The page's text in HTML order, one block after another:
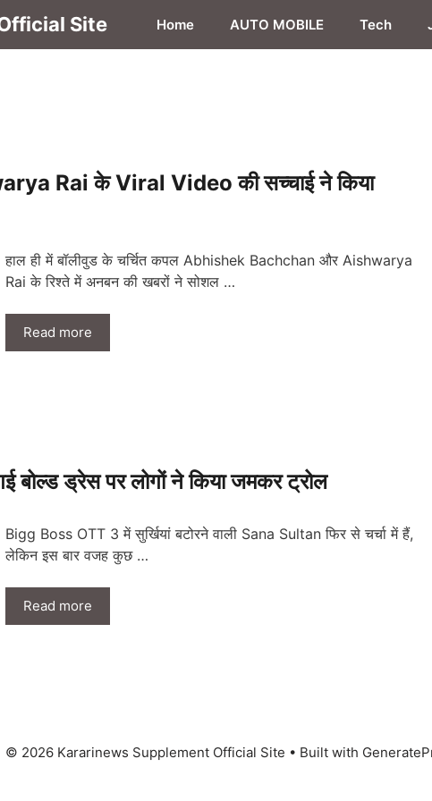
Site Home AUTO MOBILE Tech
Rai के Viral Video की सच्चाई ने किया
हाल ही में बॉलीवुड के चर्चित कपल Abhishek Bachchan और Aishwarya
Rai के रिश्ते में अनबन की खबरों ने सोशल …
Read more
ड्रेस पर लोगों ने किया जमकर ट्रोल
Bigg Boss OTT 3 में सुर्खियां बटोरने वाली Sana Sultan फिर से चर्चा में हैं,
लेकिन इस बार वजह कुछ …
Read more
© 2026 Kararinews Supplement Official Site • Built with